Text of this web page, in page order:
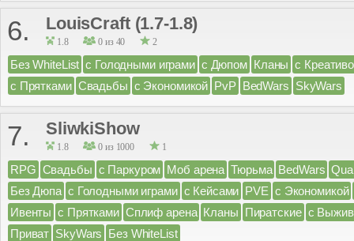
6. LouisCraft (1.7-1.8)
1.8 0 из 40 2
Без WhiteList с Голодными играми с Дюпом Кланы с
с Прятками Свадьбы с Экономикой PvP BedWars SkyWars
7. SliwkiShow
1.8 0 из 1000 1
RPG Свадьбы с Паркуром Моб арена Тюрьма BedWars
Без Дюпа с Голодными играми с Кейсами PVE с Экономикой
Ивенты с Прятками Сплиф арена Кланы Пиратские с
Приват SkyWars Без WhiteList